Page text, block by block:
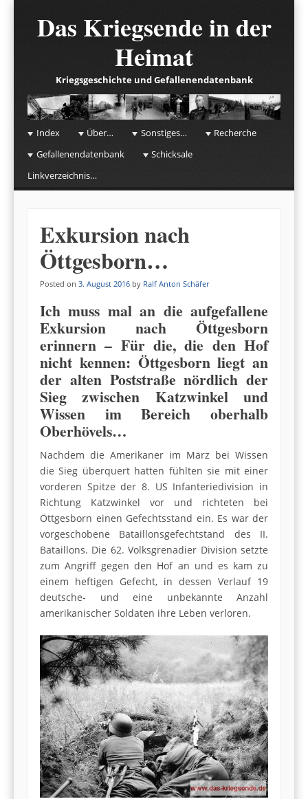
Das Kriegsende in der
Heimat
Kriegsgeschichte und Gefallenendatenbank
☰Menu
Skip to content
Index Über… Sonstiges…
Recherche
Gefallenendatenbank
Schicksale
Linkverzeichnis…
Exkursion nach
Öttgesborn…
Posted on 3. August 2016 by Ralf Anton Schäfer
Ich muss mal an die aufgefallene
Exkursion nach Öttgesborn
erinnern – Für die, die den Hof
nicht kennen: Öttgesborn liegt an
der alten Poststraße nördlich der
Sieg zwischen Katzwinkel und
Wissen im Bereich oberhalb
Oberhövels…
Nachdem die Amerikaner im März bei Wissen
die Sieg überquert hatten fühlten sie mit einer
vorderen Spitze der 8. US Infanteriedivision in
Richtung Katzwinkel vor und richteten bei
Öttgesborn einen Gefechtsstand ein. Es war der
vorgeschobene Bataillonsgefechtstand des II.
Bataillons. Die 62. Volksgrenadier Division setzte
zum Angriff gegen den Hof an und es kam zu
einem heftigen Gefecht, in dessen Verlauf 19
deutsche- und eine unbekannte Anzahl
amerikanischer Soldaten ihre Leben verloren.